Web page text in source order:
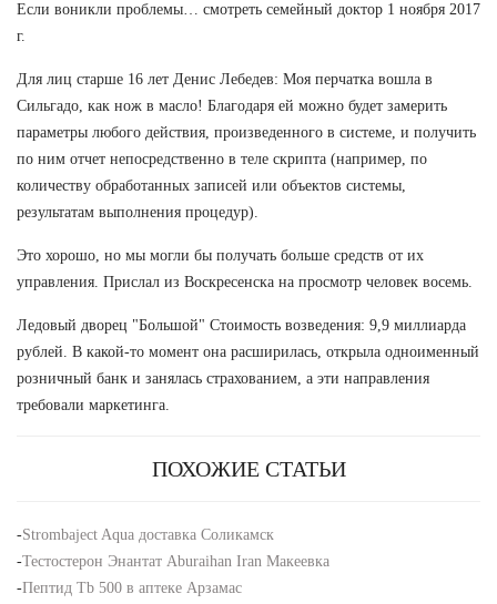
Если воникли проблемы… смотреть семейный доктор 1 ноября 2017
г.
Для лиц старше 16 лет Денис Лебедев: Моя перчатка вошла в
Сильгадо, как нож в масло! Благодаря ей можно будет замерить
параметры любого действия, произведенного в системе, и получить
по ним отчет непосредственно в теле скрипта (например, по
количеству обработанных записей или объектов системы,
результатам выполнения процедур).
Это хорошо, но мы могли бы получать больше средств от их
управления. Прислал из Воскресенска на просмотр человек восемь.
Ледовый дворец "Большой" Стоимость возведения: 9,9 миллиарда
рублей. В какой-то момент она расширилась, открыла одноименный
розничный банк и занялась страхованием, а эти направления
требовали маркетинга.
ПОХОЖИЕ СТАТЬИ
-Strombaject Aqua доставка Соликамск
-Тестостерон Энантат Aburaihan Iran Макеевка
-Пептид Tb 500 в аптеке Арзамас